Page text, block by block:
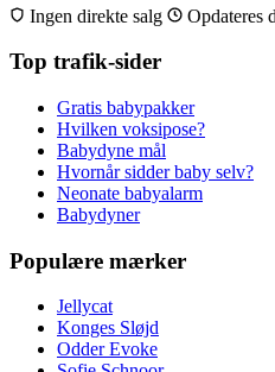
Ingen direkte salg
Opdateres
Top trafik-sider
Gratis babypakker
Hvilken voksipose?
Babydyne mål
Hvornår sidder baby selv?
Neonate babyalarm
Babydyner
Populære mærker
Jellycat
Konges Sløjd
Odder Evoke